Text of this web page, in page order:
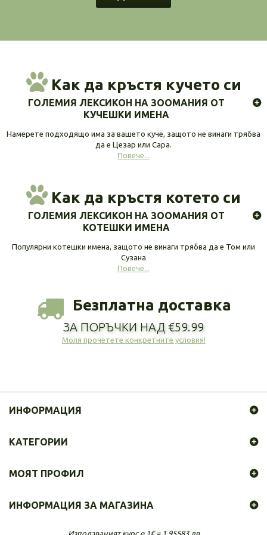
Как да кръстя кучето си
ГОЛЕМИЯ ЛЕКСИКОН НА ЗООМАНИЯ ОТ
КУЧЕШКИ ИМЕНА
Намерете подходящо има за вашето куче, защото не винаги трябва
да е Цезар или Сара.
Повече...
Как да кръстя котето си
ГОЛЕМИЯ ЛЕКСИКОН НА ЗООМАНИЯ ОТ
КОТЕШКИ ИМЕНА
Популярни котешки имена, защото не винаги трябва да е Том или
Сузана
Повече...
Безплатна доставка
ЗА ПОРЪЧКИ НАД €59.99
Моля прочетете конкретните условия!
ИНФОРМАЦИЯ
КАТЕГОРИИ
МОЯТ ПРОФИЛ
ИНФОРМАЦИЯ ЗА МАГАЗИНА
Използваният курс е 1€ = 1.95583 лв